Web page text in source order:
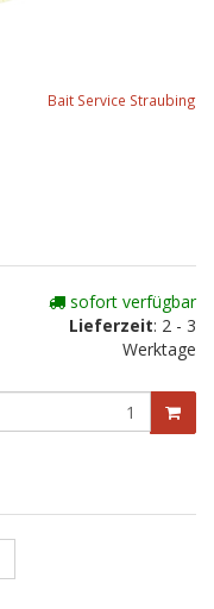
Bait Service Straubing
sofort verfügbar
Lieferzeit: 2 - 3
Werktage